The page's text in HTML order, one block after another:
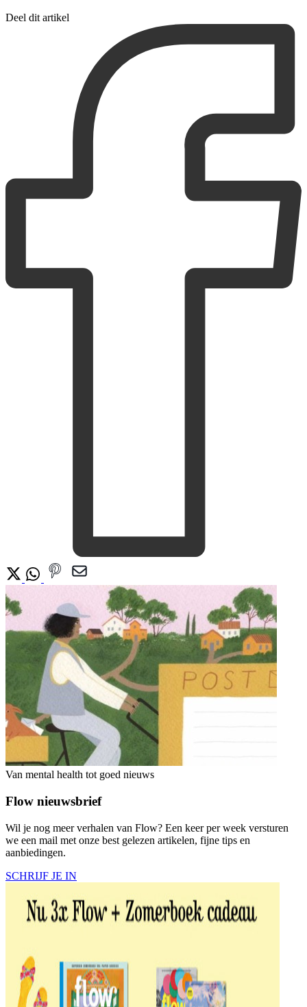
Deel dit artikel
Van mental health tot goed nieuws
Flow nieuwsbrief
Wil je nog meer verhalen van Flow? Een keer per week versturen
we een mail met onze best gelezen artikelen, fijne tips en
aanbiedingen.
SCHRIJF JE IN